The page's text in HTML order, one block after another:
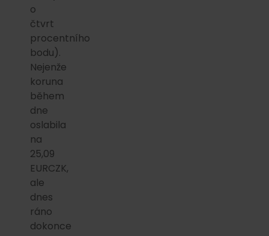
o
čtvrt
procentního
bodu).
Nejenže
koruna
během
dne
oslabila
na
25,09
EURCZK,
ale
dnes
ráno
dokonce